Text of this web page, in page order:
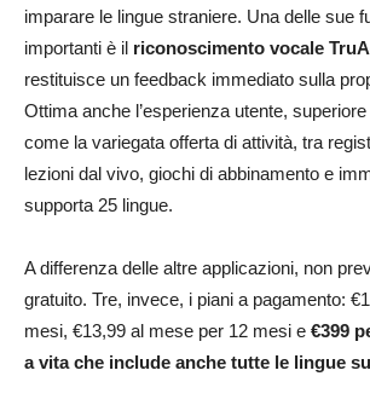
imparare le lingue straniere. Una delle sue
importanti è il riconoscimento vocale
restituisce un feedback immediato sulla
Ottima anche l’esperienza utente,
come la variegata offerta di attività, tra
lezioni dal vivo, giochi di abbinamento e
supporta 25 lingue.
A differenza delle altre applicazioni, non
gratuito. Tre, invece, i piani a pagamento:
mesi, €13,99 al mese per 12 mesi e €399
a vita che include anche tutte le lingue